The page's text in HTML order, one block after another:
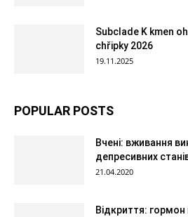
Subclade K kmen
chřipky 2026
19.11.2025
POPULAR POSTS
Вчені: вживання
депресивних
21.04.2020
Відкриття: